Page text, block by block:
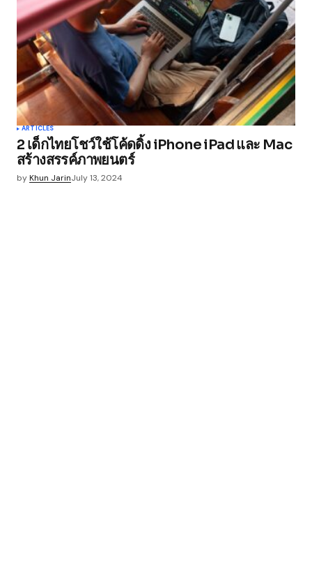
ARTICLES
2 เด็กไทยโชว์ใช้โค้ดดิ้ง iPhone iPad และ Mac
สร้างสรรค์ภาพยนตร์
byKhun JarinJuly 13, 2024